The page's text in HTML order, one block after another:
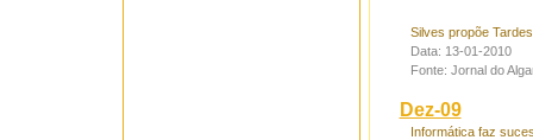
Silves propõe
Data: 13-01-2010
Fonte: Jornal do
Dez-09
Informática faz